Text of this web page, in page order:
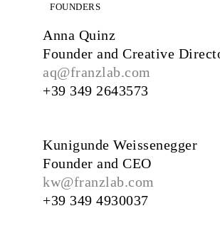
FOUNDERS
Anna Quinz
Founder and Creative
aq@franzlab.com
+39 349 2643573
Kunigunde Weissenegger
Founder and CEO
kw@franzlab.com
+39 349 4930037